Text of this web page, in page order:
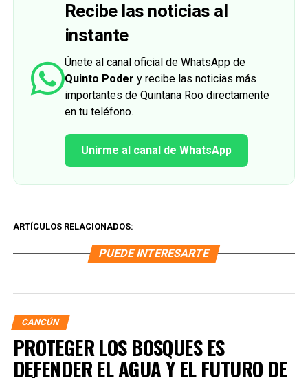
Recibe las noticias al
instante
Únete al canal oficial de WhatsApp de
Quinto Poder y recibe las noticias más
importantes de Quintana Roo directamente
en tu teléfono.
Unirme al canal de WhatsApp
ARTÍCULOS RELACIONADOS:
PUEDE INTERESARTE
CANCÚN
PROTEGER LOS BOSQUES ES
DEFENDER EL AGUA Y EL FUTURO DE